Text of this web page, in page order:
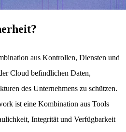
aus Kontrollen, Diensten und
Cloud befindlichen Daten,
des Unternehmens zu schützen.
ist eine Kombination aus Tools
Integrität und Verfügbarkeit